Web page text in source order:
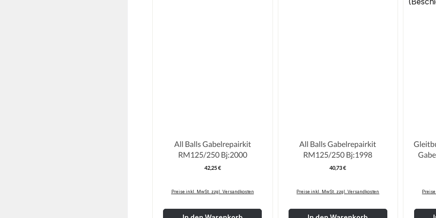
All Balls Gabelrepairkit
RM125/250 Bj:2000
Regulärer Preis:
42,25 €
Preise inkl. MwSt. zzgl. Versandkosten
All Balls Gabelrepairkit
RM125/250 Bj:1998
Regulärer Preis:
40,73 €
Preise inkl. MwSt. zzgl. Versandkosten
Gabel unten